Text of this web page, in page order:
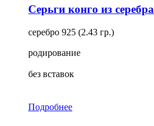
Серьги конго из серебра
серебро 925 (2.43 гр.)
родирование
без вставок
Подробнее